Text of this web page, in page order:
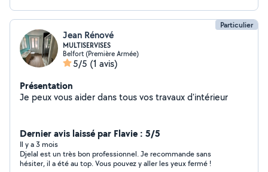
Particulier
Jean Rénové
MULTISERVISES
Belfort (Première Armée)
5/5 (1 avis)
Présentation
Je peux vous aider dans tous vos travaux d'intérieur
Dernier avis laissé par Flavie : 5/5
Il y a 3 mois
Djelal est un très bon professionnel. Je recommande sans
hésiter, il a été au top. Vous pouvez y aller les yeux fermé !